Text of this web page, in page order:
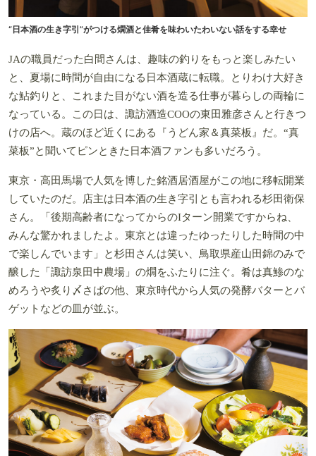
“日本酒の生き字引”がつける燗酒と佳肴を味わいたわいない話をする幸せ
JAの職員だった白間さんは、趣味の釣りをもっと楽しみたい
と、夏場に時間が自由になる日本酒蔵に転職。とりわけ大好き
な鮎釣りと、これまた目がない酒を造る仕事が暮らしの両輪に
なっている。この日は、諏訪酒造COOの東田雅彦さんと行きつ
けの店へ。蔵のほど近くにある『うどん家＆真菜板』だ。“真
菜板”と聞いてピンときた日本酒ファンも多いだろう。
東京・高田馬場で人気を博した銘酒居酒屋がこの地に移転開業
していたのだ。店主は日本酒の生き字引とも言われる杉田衛保
さん。「後期高齢者になってからのIターン開業ですからね、
みんな驚かれましたよ。東京とは違ったゆったりした時間の中
で楽しんでいます」と杉田さんは笑い、鳥取県産山田錦のみで
醸した「諏訪泉田中農場」の燗をふたりに注ぐ。肴は真鯵のな
めろうや炙り〆さばの他、東京時代から人気の発酵バターとバ
ゲットなどの皿が並ぶ。